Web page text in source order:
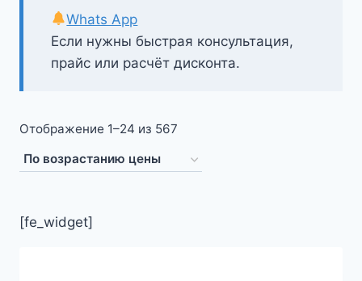
Если нужны быстрая консультация,
прайс или расчёт дисконта.
Whats App
Отображение 1–24 из 567
возрастанию
[fe_widget]